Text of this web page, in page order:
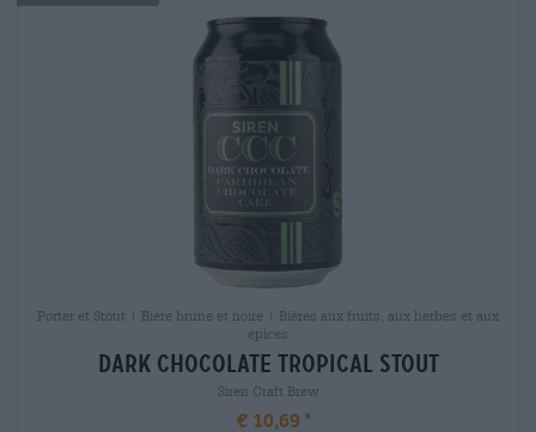
Porter et Stout | Bière brune et noire | Bières aux fruits, aux herbes et aux
épices
dark chocolate tropical stout
Siren Craft Brew
€ 10,69